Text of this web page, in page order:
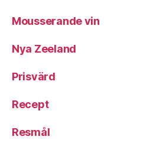
Mousserande vin
Nya Zeeland
Prisvärd
Recept
Resmål